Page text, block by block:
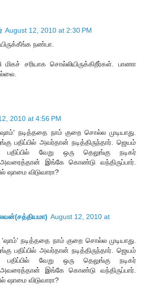
August 12, 2010 at 2:30 PM
நண்பா.
மிகச் சரியாக சொல்லியிருக்கிறீர்கள். பாணா
2010 at 4:56 PM
நடித்ததை நாம் குறை சொல்ல முடியாது.
பதிப்பில் அவர்தான் நடித்திருந்தார். ஜெயம்
பதிப்பில் வேறு ஒரு தெலுங்கு நடிகர்
அவரைத்தான் இங்கே கொண்டு வந்திருப்பார்.
ஷாமை விடுவாரா?
August 12, 2010 at
'ஷாம்' நடித்ததை நாம் குறை சொல்ல முடியாது.
பதிப்பில் அவர்தான் நடித்திருந்தார். ஜெயம்
பதிப்பில் வேறு ஒரு தெலுங்கு நடிகர்
அவரைத்தான் இங்கே கொண்டு வந்திருப்பார்.
ஷாமை விடுவாரா?